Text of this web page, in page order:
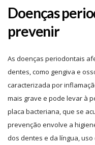
Doenças
prevenir
As doenças periodontais
dentes, como gengiva e
caracterizada por
mais grave e pode levar à
placa bacteriana, que se
prevenção envolve a
dos dentes e da língua,